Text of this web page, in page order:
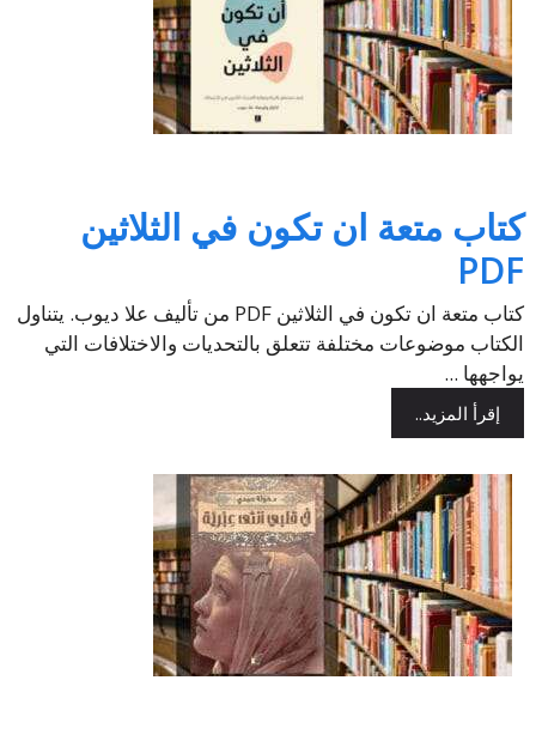
كتاب متعة ان تكون في الثلاثين
PDF
كتاب متعة ان تكون في الثلاثين PDF من تأليف علا ديوب. يتناول
الكتاب موضوعات مختلفة تتعلق بالتحديات والاختلافات التي
يواجهها ...
إقرأ المزيد..